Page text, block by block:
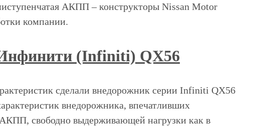
АКПП – конструкторы Nissan Motor
компании.
(Infiniti) QX56
сделали внедорожник серии Infiniti QX56
внедорожника, впечатливших
АКПП, свободно выдерживающей нагрузки как в